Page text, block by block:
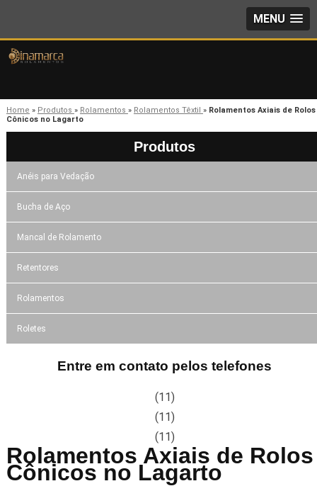
MENU
Home » Produtos » Rolamentos » Rolamentos Têxtil » Rolamentos Axiais de Rolos
Cônicos no Lagarto
Produtos
Anéis para Vedação
Bucha de Aço
Mancal de Rolamento
Retentores
Rolamentos
Roletes
Entre em contato pelos telefones
(11)
(11)
(11)
Rolamentos Axiais de Rolos
Cônicos no Lagarto